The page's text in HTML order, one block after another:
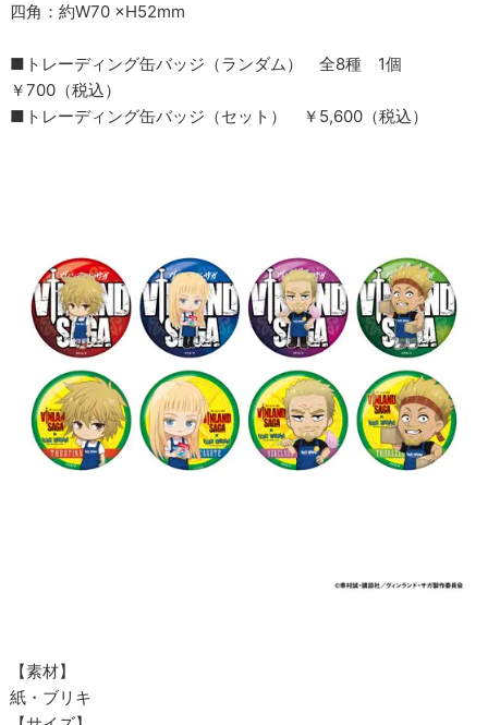
四角：約W70 ×H52mm
■トレーディング缶バッジ（ランダム） 全8種 1個
￥700（税込）
■トレーディング缶バッジ（セット） ￥5,600（税込）
【素材】
紙・ブリキ